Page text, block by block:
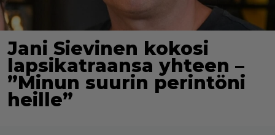
Jani Sievinen kokosi
lapsikatraansa yhteen –
”Minun suurin perintöni
heille”